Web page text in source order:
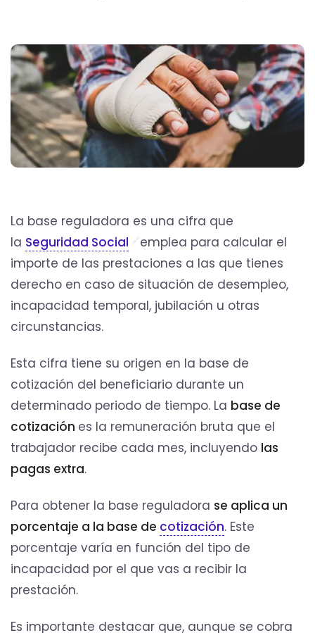
La base reguladora es una cifra que
la Seguridad Social
emplea para calcular el
importe de las prestaciones a las que tienes
derecho en caso de situación de desempleo,
incapacidad temporal, jubilación u otras
circunstancias.
Esta cifra tiene su origen en la base de
cotización del beneficiario durante un
determinado periodo de tiempo. La base de
cotización es la remuneración bruta que el
trabajador recibe cada mes, incluyendo las
pagas extra.
Para obtener la base reguladora se aplica un
porcentaje a la base de cotización. Este
porcentaje varía en función del tipo de
incapacidad por el que vas a recibir la
prestación.
Es importante destacar que, aunque se cobra